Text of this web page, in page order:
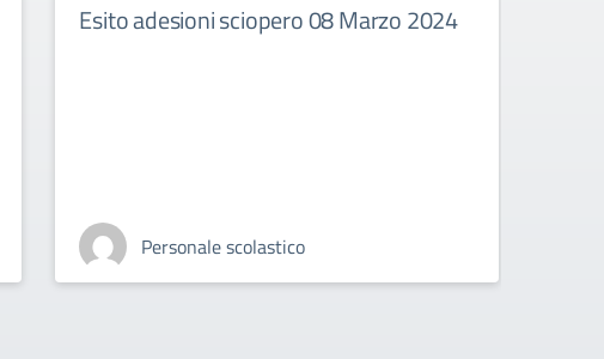
Esito adesioni sciopero 08 Marzo 2024
Personale scolastico